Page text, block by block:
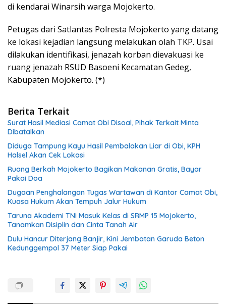
di kendarai Winarsih warga Mojokerto.
Petugas dari Satlantas Polresta Mojokerto yang datang
ke lokasi kejadian langsung melakukan olah TKP. Usai
dilakukan identifikasi, jenazah korban dievakuasi ke
ruang jenazah RSUD Basoeni Kecamatan Gedeg,
Kabupaten Mojokerto. (*)
Berita Terkait
Surat Hasil Mediasi Camat Obi Disoal, Pihak Terkait Minta
Dibatalkan
Diduga Tampung Kayu Hasil Pembalakan Liar di Obi, KPH
Halsel Akan Cek Lokasi
Ruang Berkah Mojokerto Bagikan Makanan Gratis, Bayar
Pakai Doa
Dugaan Penghalangan Tugas Wartawan di Kantor Camat Obi,
Kuasa Hukum Akan Tempuh Jalur Hukum
Taruna Akademi TNI Masuk Kelas di SRMP 15 Mojokerto,
Tanamkan Disiplin dan Cinta Tanah Air
Dulu Hancur Diterjang Banjir, Kini Jembatan Garuda Beton
Kedunggempol 37 Meter Siap Pakai